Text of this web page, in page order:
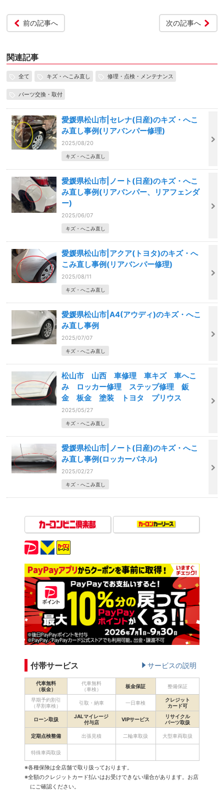
前の記事へ 次の記事へ
関連記事
全て キズ・へこみ直し 修理・点検・メンテナンス
パーツ交換・取付
愛媛県松山市|セレナ(日産)のキズ・へこ
み直し事例(リアバンパー修理)
2025/08/20
キズ・へこみ直し
愛媛県松山市|ノート(日産)のキズ・へこ
み直し事例(リアバンパー、リアフェンダ
ー)
2025/06/07
キズ・へこみ直し
愛媛県松山市|アクア(トヨタ)のキズ・へ
こみ直し事例(リアバンパー修理)
2025/08/11
キズ・へこみ直し
愛媛県松山市|A4(アウディ)のキズ・へこ
み直し事例
2025/07/07
キズ・へこみ直し
松山市 山西 車修理 車キズ 車へこ
み ロッカー修理 ステップ修理 鈑
金 板金 塗装 トヨタ プリウス
2025/05/27
キズ・へこみ直し
愛媛県松山市|ノート(日産)のキズ・へこ
み直し事例(ロッカーパネル)
2025/02/27
キズ・へこみ直し
付帯サービス サービスの説明
代車無料
（板金）
代車無料
（車検）
板金保証 整備保証
早期予約割引
（早割車検）
引取・納車 一日車検
クレジット
カード可
ローン取扱
JALマイレージ
付与店
VIPサービス
リサイクル
パーツ取扱
定期点検整備 出張見積 二輪車取扱 大型車両取扱
特殊車両取扱
※各種保険は全店舗で取り扱っております。
※全額のクレジットカード払いはお受けできない場合があります。お店
にご確認ください。